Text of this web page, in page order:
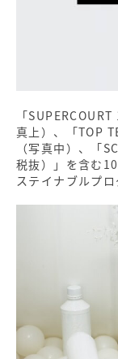
「
真上）、「TOP
（写真中）、「
税抜）」を含む
ステイナブルプ